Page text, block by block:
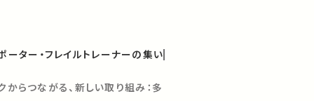
ター・フレイルトレーナーの集い
からつながる、新しい取り組み：多